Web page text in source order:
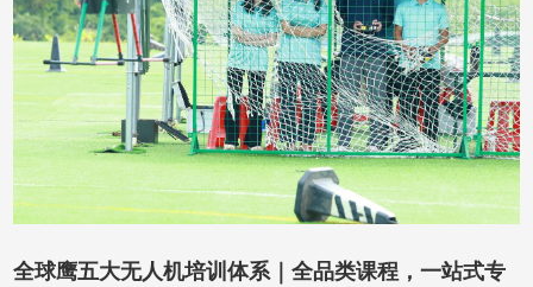
在线咨询 在线留言
全球鹰五大无人机培训体系｜全品类课程，一站式专